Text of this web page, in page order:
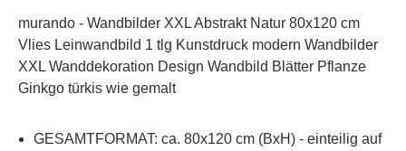
murando - Wandbilder XXL Abstrakt Natur 80x120 cm
Vlies Leinwandbild 1 tlg Kunstdruck modern Wandbilder
XXL Wanddekoration Design Wandbild Blätter Pflanze
Ginkgo türkis wie gemalt
GESAMTFORMAT: ca. 80x120 cm (BxH) - einteilig auf